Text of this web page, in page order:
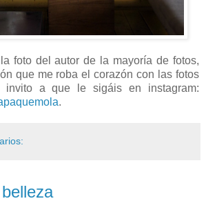
foto del autor de la mayoría de fotos,
que me roba el corazón con las fotos
invito a que le sigáis en instagram:
.